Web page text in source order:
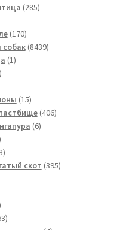
товара
285285
170170
товаров
собак 84398439
11
1515
товаров
406406
66
363
товараскот 395395
5663